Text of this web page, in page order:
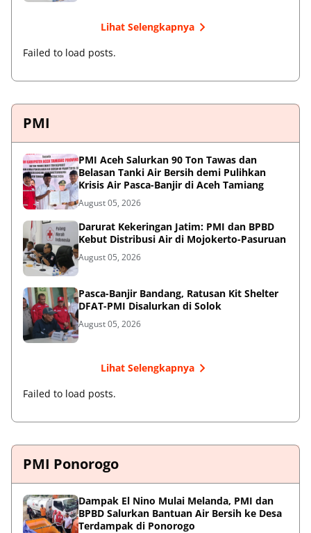
Lihat Selengkapnya
Failed to load posts.
PMI
PMI Aceh Salurkan 90 Ton Tawas dan
Belasan Tanki Air Bersih demi Pulihkan
Krisis Air Pasca-Banjir di Aceh Tamiang
August 05, 2026
Darurat Kekeringan Jatim: PMI dan BPBD
Kebut Distribusi Air di Mojokerto-Pasuruan
August 05, 2026
Pasca-Banjir Bandang, Ratusan Kit Shelter
DFAT-PMI Disalurkan di Solok
August 05, 2026
Lihat Selengkapnya
Failed to load posts.
PMI Ponorogo
Dampak El Nino Mulai Melanda, PMI dan
BPBD Salurkan Bantuan Air Bersih ke Desa
Terdampak di Ponorogo